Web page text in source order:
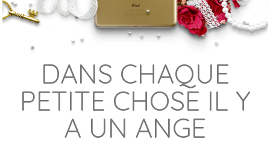
DANS CHAQUE
PETITE CHOSE IL Y
A UN ANGE